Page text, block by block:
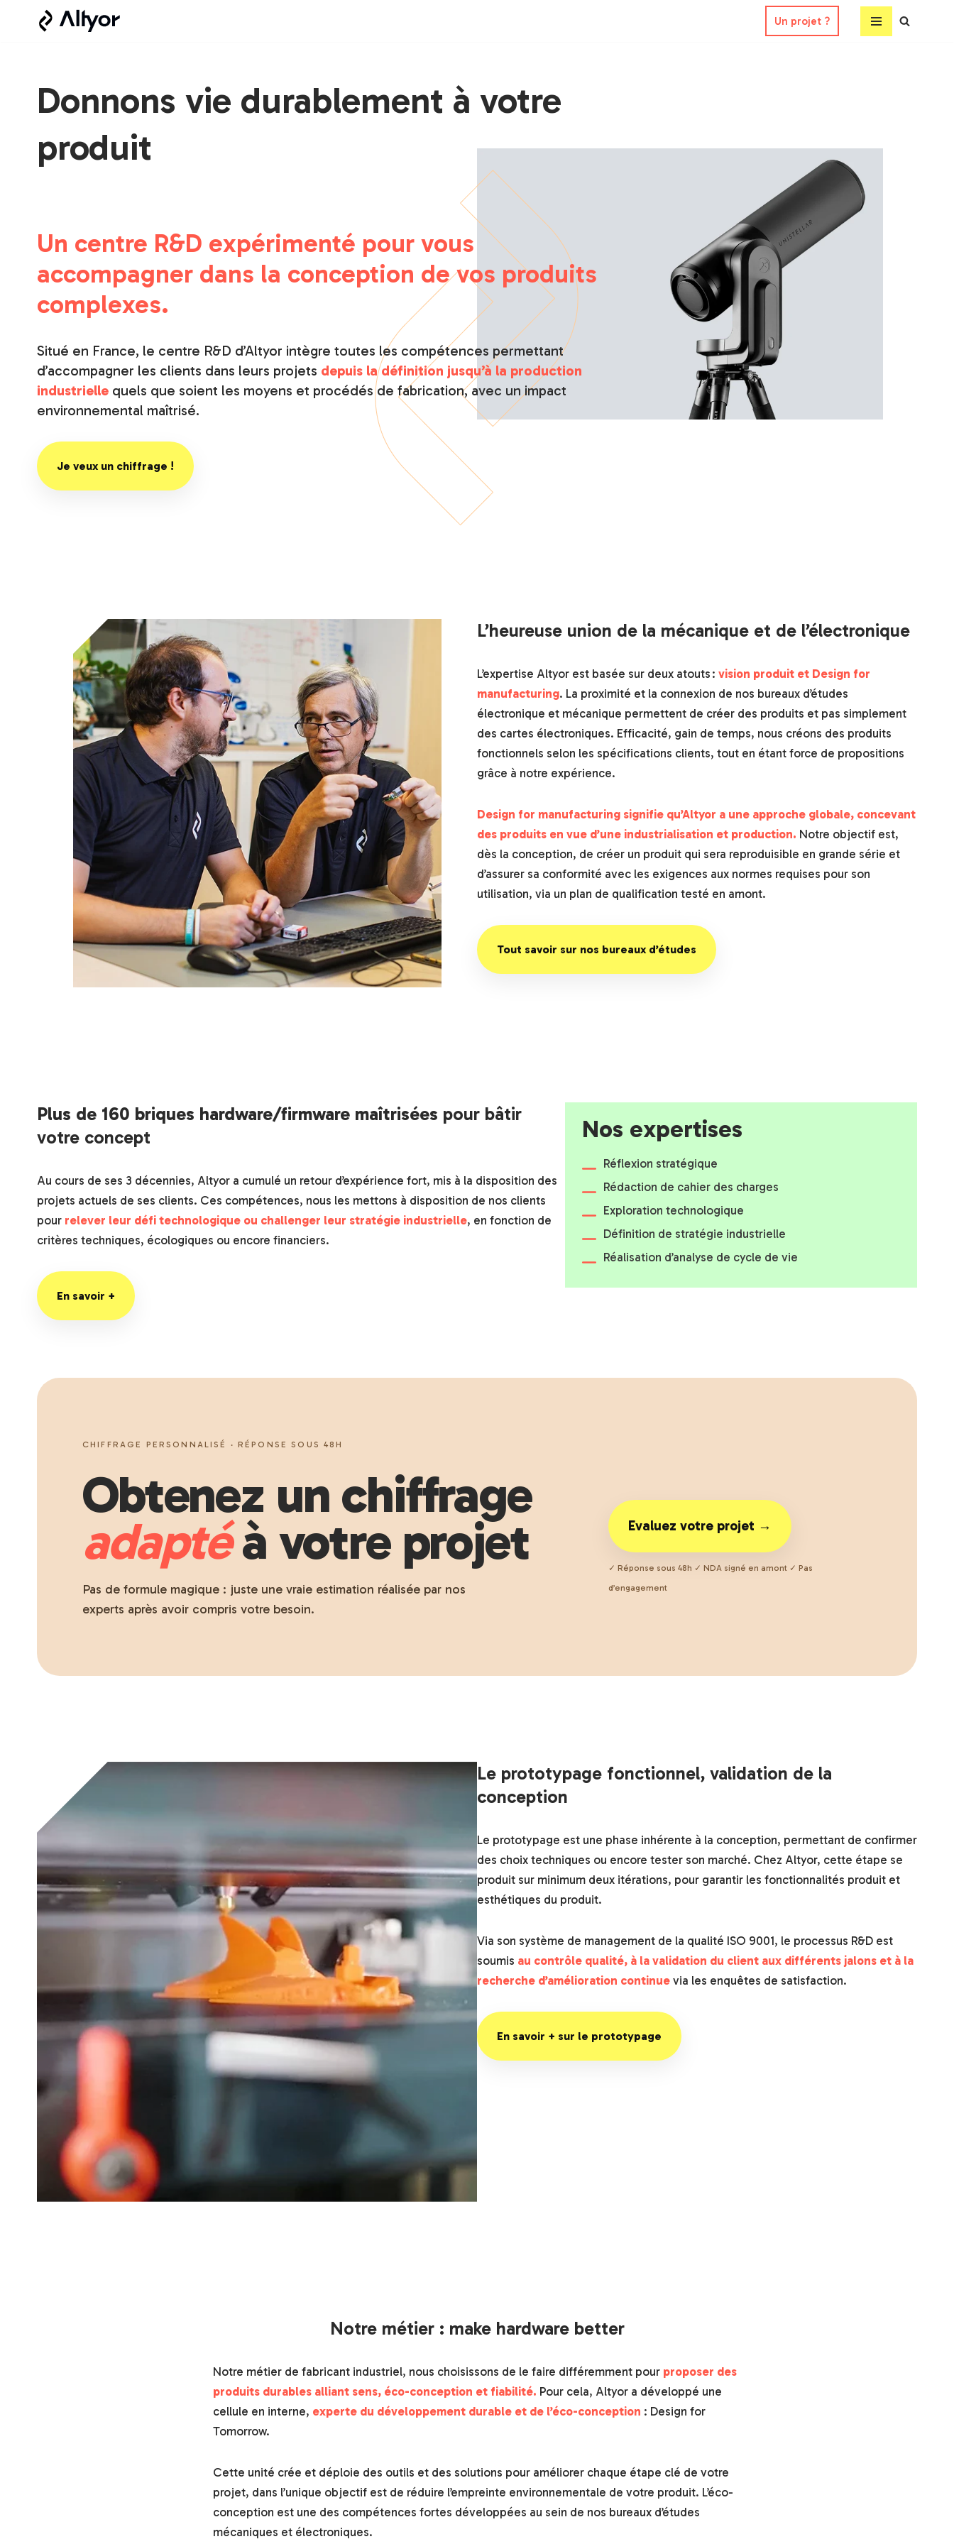
Un projet ?
Donnons vie durablement à votre
produit
Un centre R&D expérimenté pour vous
accompagner dans la conception de vos produits
complexes.
Situé en France, le centre R&D d’Altyor intègre toutes les compétences permettant
d’accompagner les clients dans leurs projets depuis la définition jusqu’à la production
industrielle quels que soient les moyens et procédés de fabrication, avec un impact
environnemental maîtrisé.
Je veux un chiffrage !
L’heureuse union de la mécanique et de l’électronique
L’expertise Altyor est basée sur deux atouts : vision produit et Design for
manufacturing. La proximité et la connexion de nos bureaux d’études
électronique et mécanique permettent de créer des produits et pas simplement
des cartes électroniques. Efficacité, gain de temps, nous créons des produits
fonctionnels selon les spécifications clients, tout en étant force de propositions
grâce à notre expérience.
Design for manufacturing signifie qu’Altyor a une approche globale, concevant
des produits en vue d’une industrialisation et production. Notre objectif est,
dès la conception, de créer un produit qui sera reproduisible en grande série et
d’assurer sa conformité avec les exigences aux normes requises pour son
utilisation, via un plan de qualification testé en amont.
Tout savoir sur nos bureaux d’études
Plus de 160 briques hardware/firmware maîtrisées pour bâtir
votre concept
Au cours de ses 3 décennies, Altyor a cumulé un retour d’expérience fort, mis à la disposition des
projets actuels de ses clients. Ces compétences, nous les mettons à disposition de nos clients
pour relever leur défi technologique ou challenger leur stratégie industrielle, en fonction de
critères techniques, écologiques ou encore financiers.
En savoir +
Nos expertises
Réflexion stratégique
Rédaction de cahier des charges
Exploration technologique
Définition de stratégie industrielle
Réalisation d’analyse de cycle de vie
CHIFFRAGE PERSONNALISÉ · RÉPONSE SOUS 48H
Obtenez un chiffrage
adaptéà votre projet
Pas de formule magique : juste une vraie estimation réalisée par nos
experts après avoir compris votre besoin.
Evaluez votre projet →
✓ Réponse sous 48h ✓ NDA signé en amont ✓ Pas
d’engagement
Le prototypage fonctionnel, validation de la
conception
Le prototypage est une phase inhérente à la conception, permettant de confirmer
des choix techniques ou encore tester son marché. Chez Altyor, cette étape se
produit sur minimum deux itérations, pour garantir les fonctionnalités produit et
esthétiques du produit.
Via son système de management de la qualité ISO 9001, le processus R&D est
soumis au contrôle qualité, à la validation du client aux différents jalons et à la
recherche d’amélioration continue via les enquêtes de satisfaction.
En savoir + sur le prototypage
Notre métier : make hardware better
Notre métier de fabricant industriel, nous choisissons de le faire différemment pour proposer des
produits durables alliant sens, éco-conception et fiabilité. Pour cela, Altyor a développé une
cellule en interne, experte du développement durable et de l’éco-conception : Design for
Tomorrow.
Cette unité crée et déploie des outils et des solutions pour améliorer chaque étape clé de votre
projet, dans l’unique objectif est de réduire l’empreinte environnementale de votre produit. L’éco-
conception est une des compétences fortes développées au sein de nos bureaux d’études
mécaniques et électroniques.